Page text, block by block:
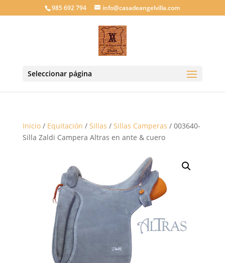
985 692 794 info@casadeangelvilla.com
Seleccionar página
Inicio/ Equitación / Sillas / Sillas Camperas / 003640-
Silla Zaldi Campera Altras en ante & cuero